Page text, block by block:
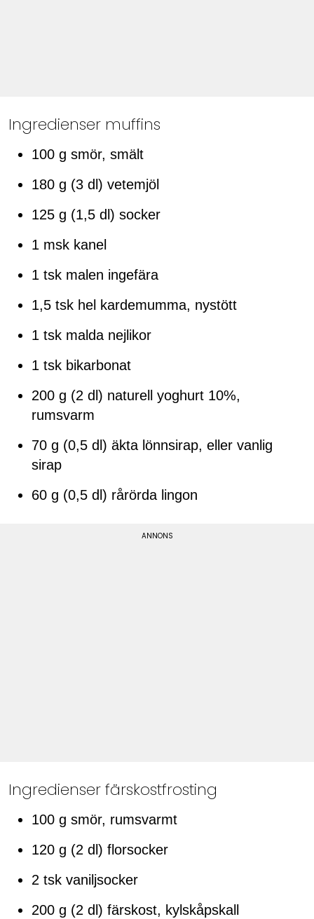
Ingredienser muffins
100 g smör, smält
180 g (3 dl) vetemjöl
125 g (1,5 dl) socker
1 msk kanel
1 tsk malen ingefära
1,5 tsk hel kardemumma, nystött
1 tsk malda nejlikor
1 tsk bikarbonat
200 g (2 dl) naturell yoghurt 10%,
rumsvarm
70 g (0,5 dl) äkta lönnsirap, eller vanlig
sirap
60 g (0,5 dl) rårörda lingon
Ingredienser färskostfrosting
100 g smör, rumsvarmt
120 g (2 dl) florsocker
2 tsk vaniljsocker
200 g (2 dl) färskost, kylskåpskall